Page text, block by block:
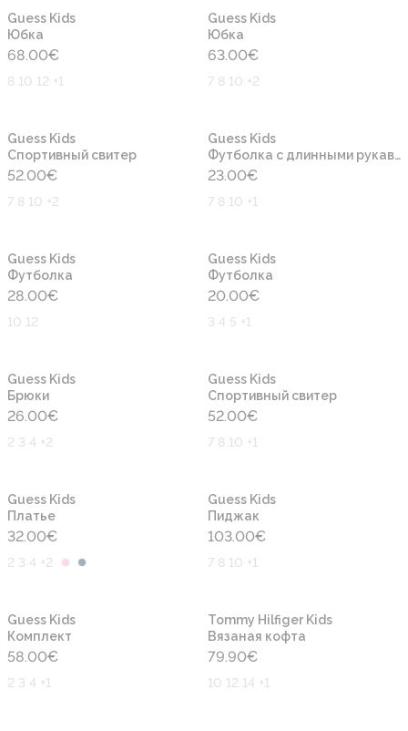
Guess Kids
Юбка
68.00€
8 10 12 +1
Guess Kids
Юбка
63.00€
7 8 10 +2
Guess Kids
Cпортивный свитер
52.00€
7 8 10 +2
Guess Kids
Футболка с длинными рукавами
23.00€
7 8 10 +1
Guess Kids
Футболка
28.00€
10 12
Guess Kids
Футболка
20.00€
3 4 5 +1
Guess Kids
Брюки
26.00€
2 3 4 +2
Guess Kids
Cпортивный свитер
52.00€
7 8 10 +1
Guess Kids
Платье
32.00€
2 3 4 +2
Guess Kids
Пиджак
103.00€
7 8 10 +1
Guess Kids
Комплект
58.00€
2 3 4 +1
Tommy Hilfiger Kids
Вязаная кофта
79.90€
10 12 14 +1